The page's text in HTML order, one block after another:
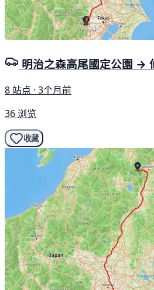
明治之森高尾國定公園 →
8 站点 · 3个月前
36 浏览
收藏